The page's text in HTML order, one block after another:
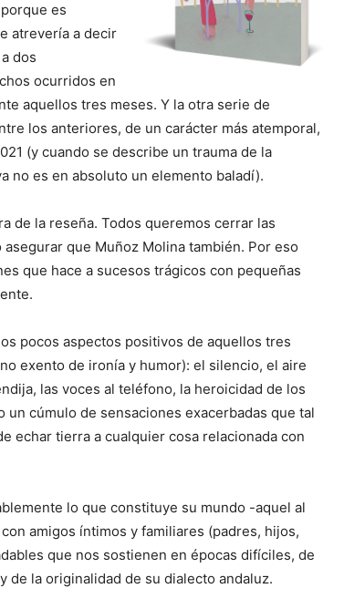
es
atrevería a decir
dos
ocurridos en
aquellos tres meses. Y la otra serie de
los anteriores, de un carácter más atemporal,
(y cuando se describe un trauma de la
no es en absoluto un elemento baladí).
de la reseña. Todos queremos cerrar las
que Muñoz Molina también. Por eso
que hace a sucesos trágicos con pequeñas
pocos aspectos positivos de aquellos tres
exento de ironía y humor): el silencio, el aire
las voces al teléfono, la heroicidad de los
cúmulo de sensaciones exacerbadas que tal
echar tierra a cualquier cosa relacionada con
lo que constituye su mundo -aquel al
amigos íntimos y familiares (padres, hijos,
que nos sostienen en épocas difíciles, de
de la originalidad de su dialecto andaluz.